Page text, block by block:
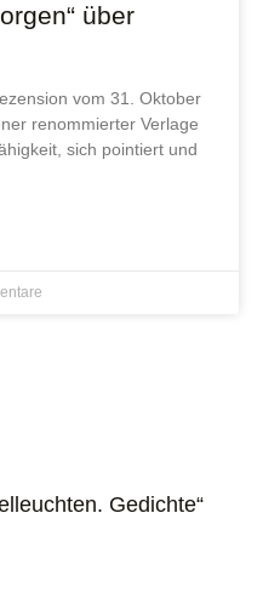
über
vom 31. Oktober
renommierter Verlage
sich pointiert und
Gedichte“